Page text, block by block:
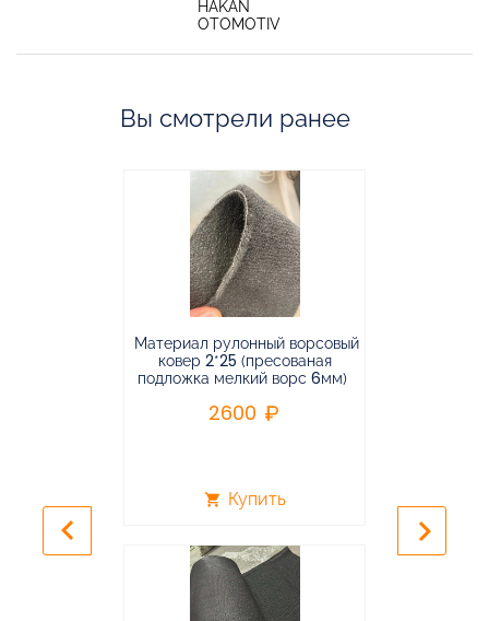
HAKAN
OTOMOTIV
Вы смотрели ранее
Материал рулонный ворсовый
ковер 2*25 (пресованая
подложка мелкий ворс 6мм)
2600
shopping_cart Купить
keyboard_arrow_left keyboard_arrow_right